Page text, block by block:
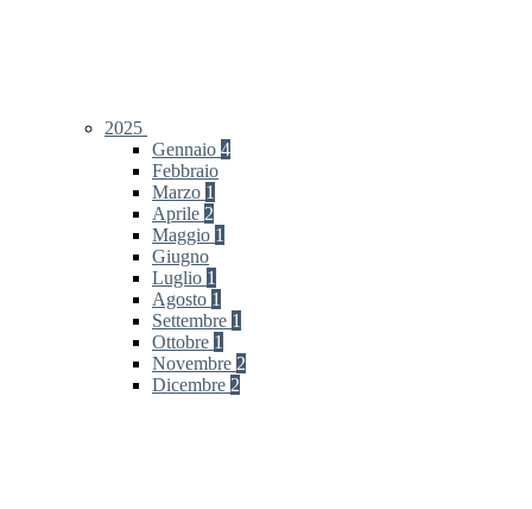
2025
Gennaio 4
Febbraio
Marzo 1
Aprile 2
Maggio 1
Giugno
Luglio 1
Agosto 1
Settembre 1
Ottobre 1
Novembre 2
Dicembre 2